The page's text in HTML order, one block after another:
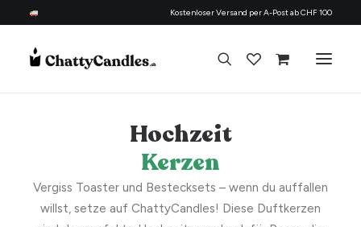
Kostenloser Versand per A-Post ab CHF 100
Geschenk für
Hochzeit
Kerzen
Vergiss Toaster und Bestecksets – wenn du auffallen
willst, setze auf ChattyCandles! Diese Duftkerzen
Candle Refill Kit - 330 ml - Woody